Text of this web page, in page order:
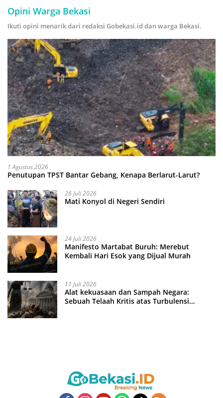
Opini Warga Bekasi
Ikuti opini menarik dari redaksi Gobekasi.id dan warga Bekasi.
1 Agustus 2026
Penutupan TPST Bantar Gebang, Kenapa Berlarut-Larut?
26 Juli 2026
Mati Konyol di Negeri Sendiri
24 Juli 2026
Manifesto Martabat Buruh: Merebut
Kembali Hari Esok yang Dijual Murah
11 Juli 2026
Alat kekuasaan dan Sampah Negara:
Sebuah Telaah Kritis atas Turbulensi